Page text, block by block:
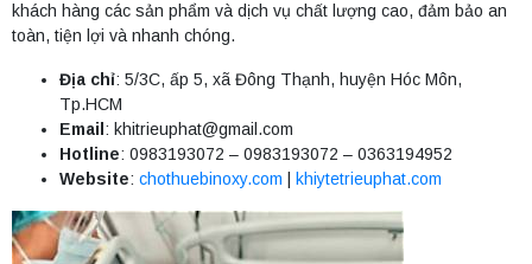
khách hàng các sản phẩm và dịch vụ chất lượng cao, đảm bảo an
toàn, tiện lợi và nhanh chóng.
Địa chỉ: 5/3C, ấp 5, xã Đông Thạnh, huyện Hóc Môn,
Tp.HCM
Email : khitrieuphat@gmail.com
Hotline: 0983193072 – 0983193072 – 0363194952
Website: chothuebinoxy.com khiytetrieuphat.com